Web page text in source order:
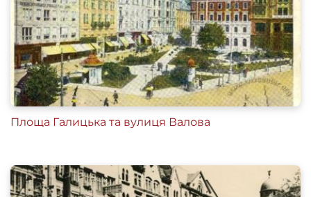
Площа Галицька та вулиця Валова